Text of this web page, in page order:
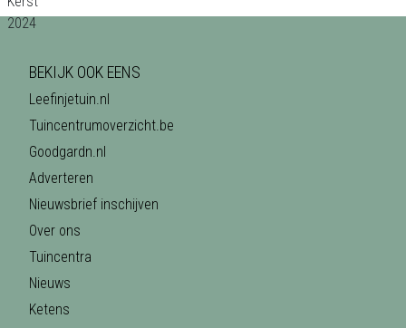
BEKIJK OOK EENS
Leefinjetuin.nl
Tuincentrumoverzicht.be
Goodgardn.nl
Adverteren
Nieuwsbrief inschijven
Over ons
Tuincentra
Nieuws
Ketens